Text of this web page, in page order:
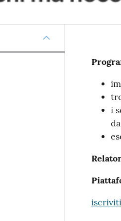
i
iscriviti